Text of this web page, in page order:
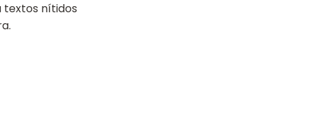
textos nítidos